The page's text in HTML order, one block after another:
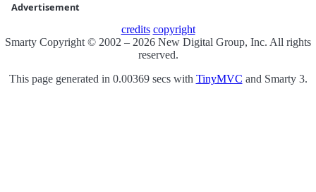
Advertisement
credits copyright
Smarty Copyright © 2002 – 2026 New Digital Group, Inc. All rights
reserved.
This page generated in 0.00369 secs with TinyMVC and Smarty 3.